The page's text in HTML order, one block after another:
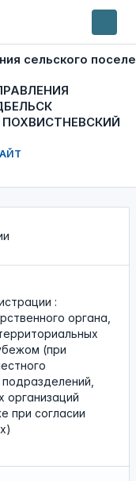
:
органа,
(при
организаций
при согласии